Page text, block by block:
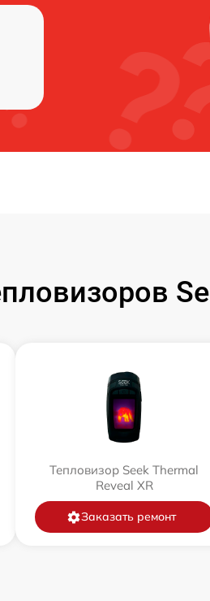
Тепловизор Seek Thermal
Reveal XR
Заказать ремонт